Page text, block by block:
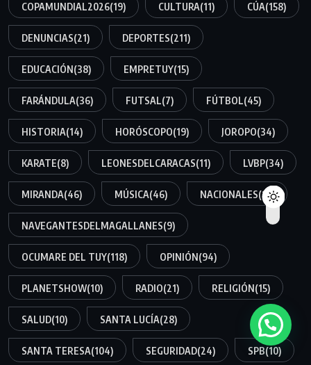
COPAMUNDIAL2026(19) CULTURA(11) CÚA(158)
DENUNCIAS(21) DEPORTES(211)
EDUCACIÓN(38) EMPRETUY(15)
FARÁNDULA(36) FUTSAL(7) FÚTBOL(45)
HISTORIA(14) HORÓSCOPO(19) JOROPO(34)
KARATE(8) LEONESDELCARACAS(11) LVBP(34)
MIRANDA(46) MÚSICA(46) NACIONALES(12)
NAVEGANTESDELMAGALLANES(9)
OCUMARE DEL TUY(118) OPINIÓN(94)
PLANETSHOW(10) RADIO(21) RELIGIÓN(15)
SALUD(10) SANTA LUCÍA(28)
SANTA TERESA(104) SEGURIDAD(24) SPB(10)